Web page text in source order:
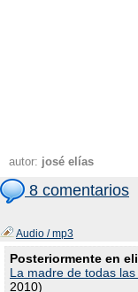
autor: josé elías
8 comentarios
Audio / mp3
Posteriormente en
La madre de todas
2010)